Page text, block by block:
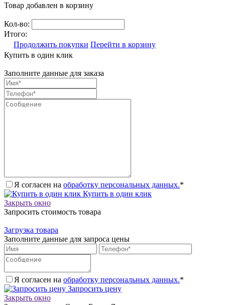
Товар добавлен в корзину
Кол-во:
Итого:
Продолжить покупки Перейти в корзину
Купить в один клик
Заполните данные для заказа
Я согласен на обработку персональных данных.*
Купить в один клик
Закрыть окно
Запросить стоимость товара
Загрузка товара
Заполните данные для запроса цены
Я согласен на обработку персональных данных.*
Запросить цену
Закрыть окно